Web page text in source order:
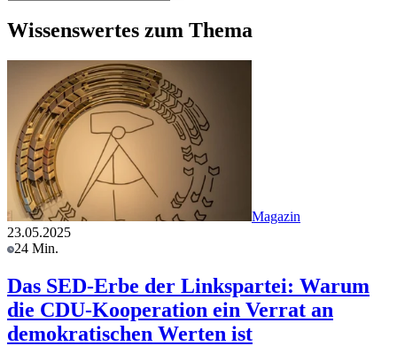
Wissenswertes zum Thema
Magazin
23.05.2025
24 Min.
Das SED-Erbe der Linkspartei: Warum
die CDU-Kooperation ein Verrat an
demokratischen Werten ist